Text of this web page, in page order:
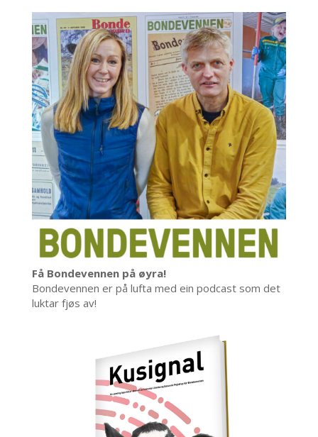
Få Bondevennen på øyra!
Bondevennen er på lufta med ein podcast som det
luktar fjøs av!